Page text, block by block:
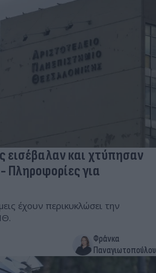
εισέβαλαν και χτύπησαν
Πληροφορίες για
έχουν περικυκλώσει την
Φράνκα
Παναγιωτοπούλου